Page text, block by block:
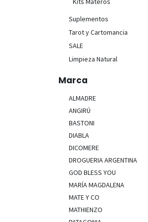
Suplementos
Tarot y Cartomancia
SALE
Limpieza Natural
Marca
ALMADRE
ANGIRÚ
BASTONI
DIABLA
DICOMERE
DROGUERIA ARGENTINA
GOD BLESS YOU
MARÍA MAGDALENA
MATE Y CO
MATHIENZO